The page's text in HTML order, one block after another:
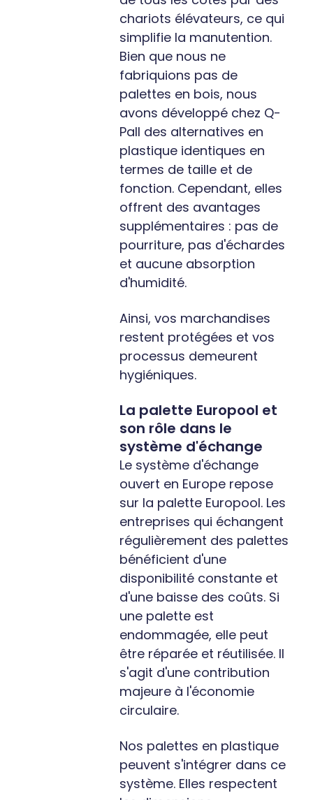
chariots élévateurs, ce qui
simplifie la manutention.
Bien que nous ne
fabriquions pas de
palettes en bois, nous
avons développé chez Q-
Pall des alternatives en
plastique identiques en
termes de taille et de
fonction. Cependant, elles
offrent des avantages
supplémentaires : pas de
pourriture, pas d'échardes
et aucune absorption
d'humidité.
Ainsi, vos marchandises
restent protégées et vos
processus demeurent
hygiéniques.
La palette Europool et
son rôle dans le
système d'échange
Le système d'échange
ouvert en Europe repose
sur la palette Europool. Les
entreprises qui échangent
régulièrement des palettes
bénéficient d'une
disponibilité constante et
d'une baisse des coûts. Si
une palette est
endommagée, elle peut
être réparée et réutilisée. Il
s'agit d'une contribution
majeure à l'économie
circulaire.
Nos palettes en plastique
peuvent s'intégrer dans ce
système. Elles respectent